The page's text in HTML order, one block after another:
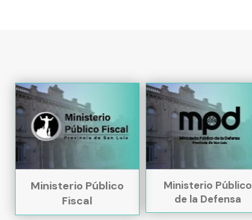
Ministerio Público
Fiscal
Ministerio Público
de la Defensa